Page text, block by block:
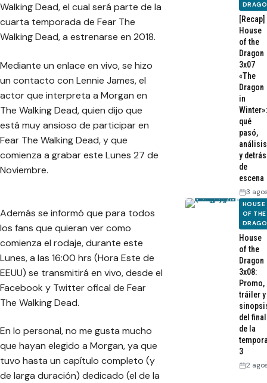
Walking Dead, el cual será parte de la
cuarta temporada de Fear The
Walking Dead, a estrenarse en 2018.
Mediante un enlace en vivo, se hizo
un contacto con Lennie James, el
actor que interpreta a Morgan en
The Walking Dead, quien dijo que
está muy ansioso de participar en
Fear The Walking Dead, y que
comienza a grabar este Lunes 27 de
Noviembre.
Además se informó que para todos
los fans que quieran ver como
comienza el rodaje, durante este
Lunes, a las 16:00 hrs (Hora Este de
EEUU) se transmitirá en vivo, desde el
Facebook y Twitter ofical de Fear
The Walking Dead.
En lo personal, no me gusta mucho
que hayan elegido a Morgan, ya que
tuvo hasta un capítulo completo (y
de larga duración) dedicado (el de la
[Recap]
House
of the
Dragon
3x07
«The
Dragon
in
Winter»:
qué
pasó,
análisis
y detrás
de
escena
3
HOUSE
OF THE
House
of the
Dragon
3x08:
Promo,
tráiler y
del final
de la
3
2